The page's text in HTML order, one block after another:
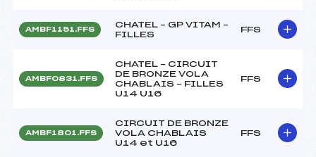
AMBF1151.FFS
CHATEL – GP VITAM –
FILLES
FFS
AMBF0831.FFS
CHATEL – CIRCUIT
DE BRONZE VOLA
CHABLAIS – FILLES
U14 U16
FFS
AMBF1801.FFS
CIRCUIT DE BRONZE
VOLA CHABLAIS
U14 et U16
FFS